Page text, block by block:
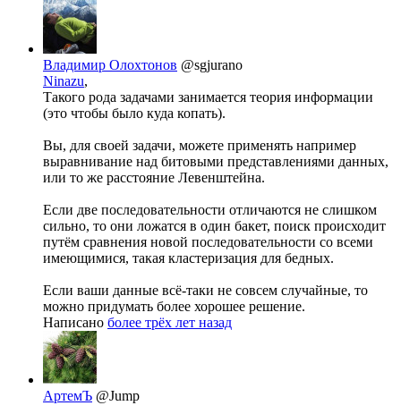
Владимир Олохтонов @sgjurano
Ninazu,
Такого рода задачами занимается теория информации
(это чтобы было куда копать).
Вы, для своей задачи, можете применять например
выравнивание над битовыми представлениями данных,
или то же расстояние Левенштейна.
Если две последовательности отличаются не слишком
сильно, то они ложатся в один бакет, поиск происходит
путём сравнения новой последовательности со всеми
имеющимися, такая кластеризация для бедных.
Если ваши данные всё-таки не совсем случайные, то
можно придумать более хорошее решение.
Написано более трёх лет назад
АртемЪ @Jump